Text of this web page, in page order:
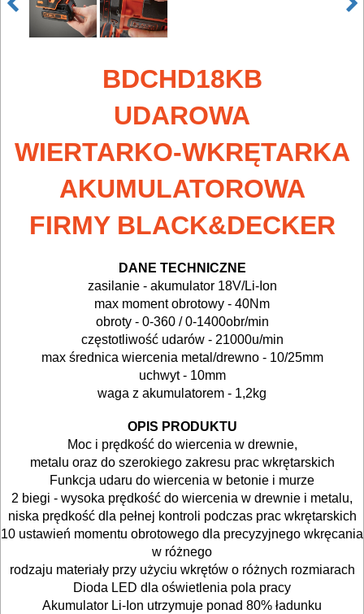
ładowarki
WKRĘTARKI
udaru
z
funkcją
udaru
system
nasadek
BOSCH
bruzdownice
gwoździarki
klucze
udarowe
lamelownice
latarki
lampy
BDCHD18KB
UDAROWA
WIERTARKO-WKRĘTARKA
AKUMULATOROWA
FIRMY BLACK&DECKER
DANE TECHNICZNE
zasilanie - akumulator 18V/Li-Ion
max moment obrotowy - 40Nm
obroty - 0-360 / 0-1400obr/min
częstotliwość udarów - 21000u/min
max średnica wiercenia metal/drewno - 10/25mm
uchwyt - 10mm
waga z akumulatorem - 1,2kg
OPIS PRODUKTU
Moc i prędkość do wiercenia w drewnie,
metalu oraz do szerokiego zakresu prac wkrętarskich
Funkcja udaru do wiercenia w betonie i murze
2 biegi - wysoka prędkość do wiercenia w drewnie i metalu,
niska prędkość dla pełnej kontroli podczas prac wkrętarskich
10 ustawień momentu obrotowego dla precyzyjnego wkręcania
w różnego
rodzaju materiały przy użyciu wkrętów o różnych rozmiarach
Dioda LED dla oświetlenia pola pracy
Akumulator Li-Ion utrzymuje ponad 80% ładunku